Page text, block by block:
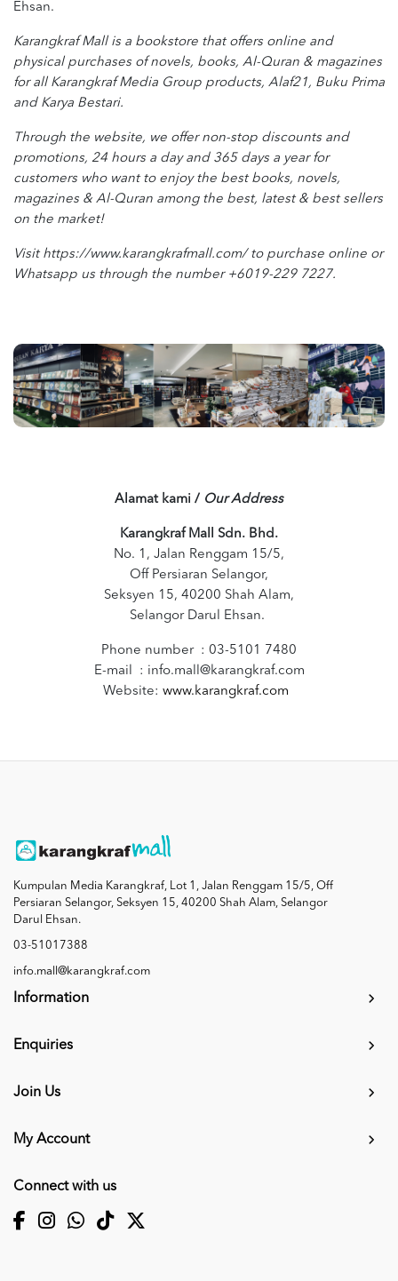
Ehsan.
Karangkraf Mall is a bookstore that offers online and
physical purchases of novels, books, Al-Quran & magazines
for all Karangkraf Media Group products, Alaf21, Buku Prima
and Karya Bestari.
Through the website, we offer non-stop discounts and
promotions, 24 hours a day and 365 days a year for
customers who want to enjoy the best books, novels,
magazines & Al-Quran among the best, latest & best sellers
on the market!
Visit https://www.karangkrafmall.com/ to purchase online or
Whatsapp us through the number +6019-229 7227.
Alamat kami / Our Address
Karangkraf Mall Sdn. Bhd.
No. 1, Jalan Renggam 15/5,
Off Persiaran Selangor,
Seksyen 15, 40200 Shah Alam,
Selangor Darul Ehsan.
Phone number : 03-5101 7480
E-mail : info.mall@karangkraf.com
Website: www.karangkraf.com
Kumpulan Media Karangkraf, Lot 1, Jalan Renggam 15/5, Off
Persiaran Selangor, Seksyen 15, 40200 Shah Alam, Selangor
Darul Ehsan.
03-51017388
info.mall@karangkraf.com
Information
Enquiries
Join Us
My Account
Connect with us